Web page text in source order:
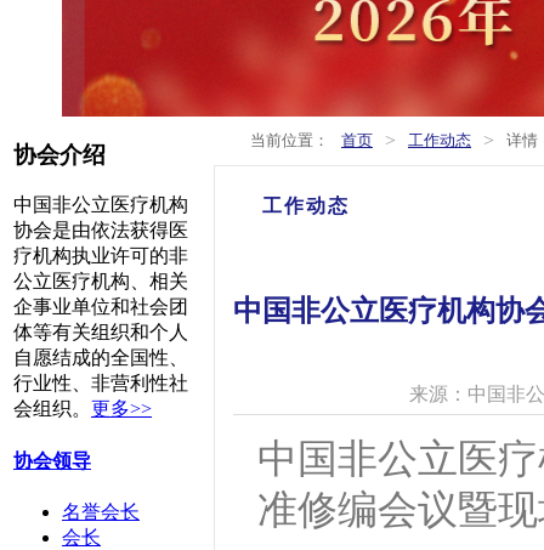
协会介绍
中国非公立医疗机构
协会是由依法获得医
疗机构执业许可的非
公立医疗机构、相关
企事业单位和社会团
体等有关组织和个人
自愿结成的全国性、
行业性、非营利性社
会组织。 更多>>
协会领导
名誉会长
会长
当前位置： 首页 > 工作动态 > 详情
工作动态
中国非公立医疗机构协
来源：中国非
中国非公立医
准修编会议暨